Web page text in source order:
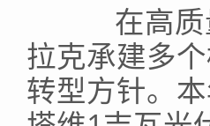
在高质
拉克承建多
转型方针。